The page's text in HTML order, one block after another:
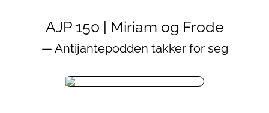
AJP 150 | Miriam og Frode
— Antijantepodden takker for seg